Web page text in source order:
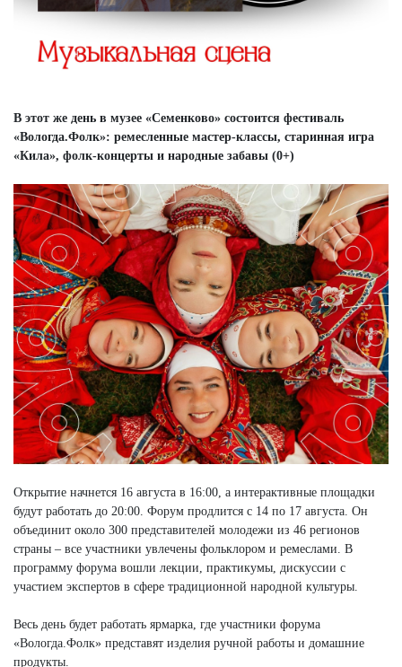
В этот же день в музее «Семенково» состоится фестиваль
«Вологда.Фолк»: ремесленные мастер-классы, старинная игра
«Кила», фолк-концерты и народные забавы (0+)
Открытие начнется 16 августа в 16:00, а интерактивные площадки
будут работать до 20:00. Форум продлится с 14 по 17 августа. Он
объединит около 300 представителей молодежи из 46 регионов
страны – все участники увлечены фольклором и ремеслами. В
программу форума вошли лекции, практикумы, дискуссии с
участием экспертов в сфере традиционной народной культуры.
Весь день будет работать ярмарка, где участники форума
«Вологда.Фолк» представят изделия ручной работы и домашние
продукты.